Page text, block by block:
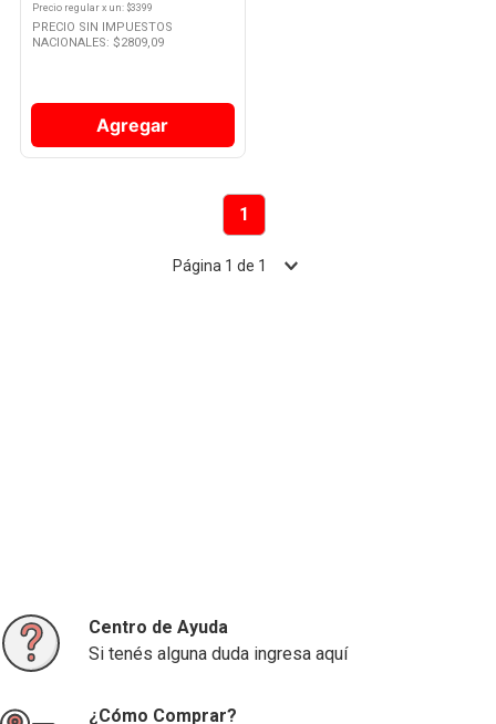
Precio regular x un: $3399
PRECIO SIN IMPUESTOS
NACIONALES: $2809,09
Agregar
1
Página 1 de 1
Centro de Ayuda
Si tenés alguna duda ingresa aquí
¿Cómo Comprar?